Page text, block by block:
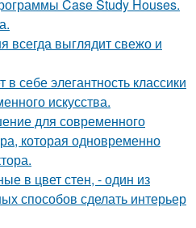
Case Study Houses.
всегда выглядит свежо и
в себе элегантность классики
искусства.
для современного
которая одновременно
в цвет стен, - один из
способов сделать интерьер